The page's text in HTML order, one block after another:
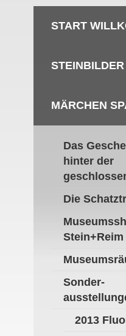
START
MÄRCHEN
Das
hinter der
Die
Stein+Reim
Sonder-
2013